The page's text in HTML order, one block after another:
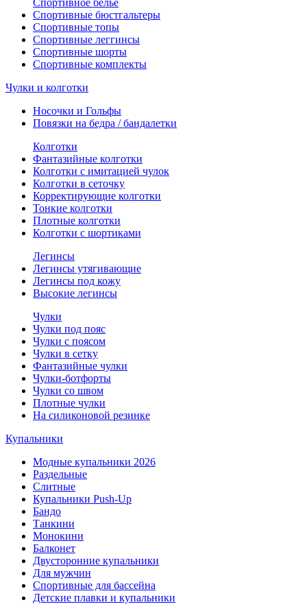
Спортивное белье
Спортивные бюстгальтеры
Спортивные топы
Спортивные леггинсы
Спортивные шорты
Спортивные комплекты
Чулки и колготки
Носочки и Гольфы
Повязки на бедра / бандалетки
Колготки
Фантазийные колготки
Колготки с имитацией чулок
Колготки в сеточку
Корректирующие колготки
Тонкие колготки
Плотные колготки
Колготки с шортиками
Легинсы
Легинсы утягивающие
Легинсы под кожу
Высокие легинсы
Чулки
Чулки под пояс
Чулки с поясом
Чулки в сетку
Фантазийные чулки
Чулки-ботфорты
Чулки со швом
Плотные чулки
На силиконовой резинке
Купальники
Модные купальники 2026
Раздельные
Слитные
Купальники Push-Up
Бандо
Танкини
Монокини
Балконет
Двусторонние купальники
Для мужчин
Спортивные для бассейна
Детские плавки и купальники